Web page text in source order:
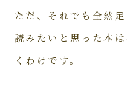
ただ、それでも全然
読みたいと思った本
くわけです。